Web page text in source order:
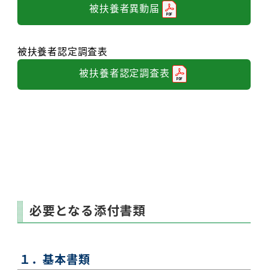
被扶養者異動届
被扶養者認定調査表
被扶養者認定調査表
必要となる添付書類
１．基本書類